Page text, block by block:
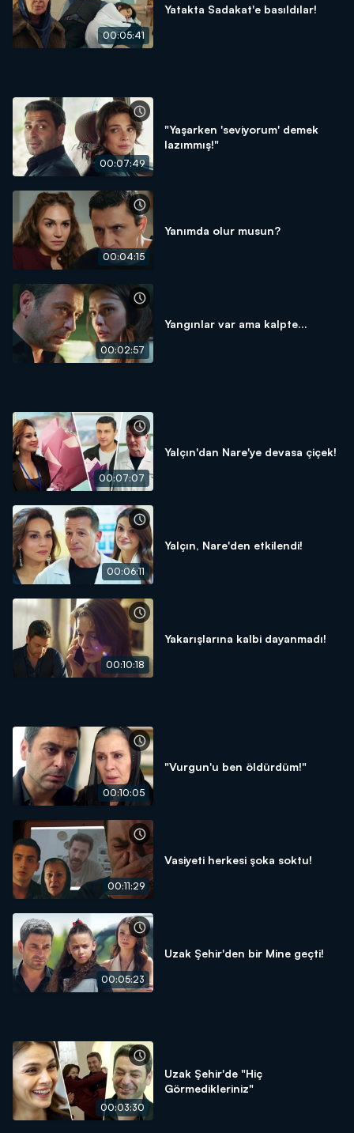
00:05:41
Yatakta Sadakat'e basıldılar!
00:07:49
"Yaşarken 'seviyorum' demek
lazımmış!"
00:04:15
Yanımda olur musun?
00:02:57
Yangınlar var ama kalpte...
00:07:07
Yalçın'dan Nare'ye devasa çiçek!
00:06:11
Yalçın, Nare'den etkilendi!
00:10:18
Yakarışlarına kalbi dayanmadı!
00:10:05
"Vurgun'u ben öldürdüm!"
00:11:29
Vasiyeti herkesi şoka soktu!
00:05:23
Uzak Şehir'den bir Mine geçti!
00:03:30
Uzak Şehir'de "Hiç
Görmedikleriniz"